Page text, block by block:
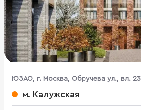
ЮЗАО, г. Москва, Обручева ул., вл. 23
м. Калужская